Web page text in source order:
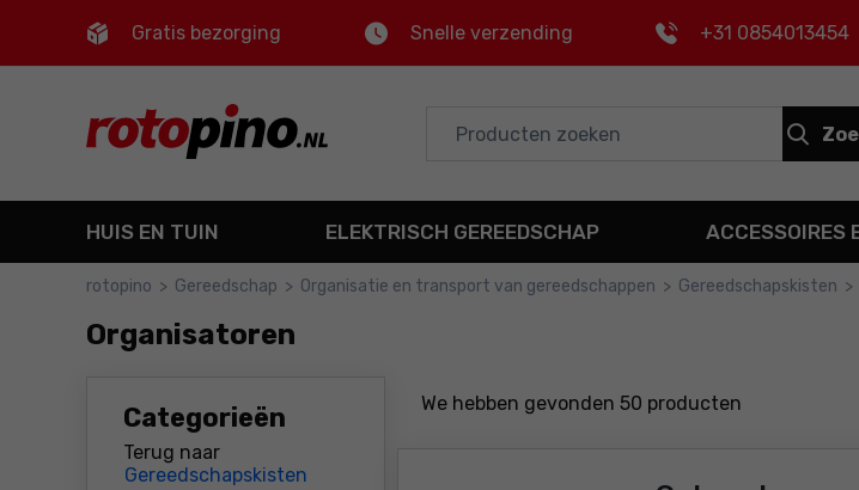
Control M
Hoofdmenu
Producten
Gratis bezorging Snelle verzending +31 0854013454
HUIS EN TUIN ELEKTRISCH GEREEDSCHAP ACCESSOIRES
rotopino > Gereedschap > Organisatie en transport van gereedschappen > Gereedschapskisten >
Organisatoren
Categorieën
Terug naar
Gereedschapskisten
We hebben gevonden 50 producten